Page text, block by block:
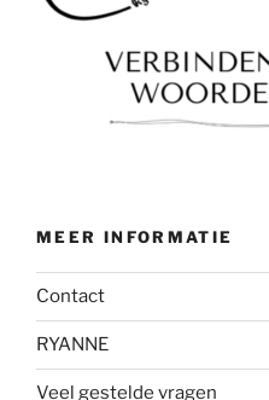
MEER INFORMATIE
Contact
RYANNE
Veel gestelde vragen